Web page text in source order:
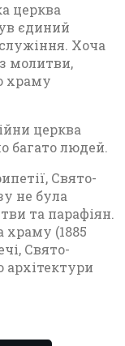
церква
єдиний
Хоча
молитви,
храму
церква
багато людей.
Свято-
не була
та парафіян.
храму (1885
Свято-
архітектури